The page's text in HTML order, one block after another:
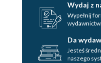
Wydaj z
Wypełnij
Da
Jesteś
naszego